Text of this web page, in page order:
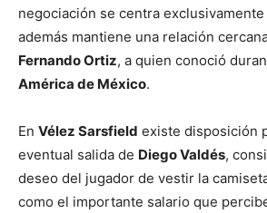
negociación se centra exclusivamente
además mantiene una relación
Fernando Ortiz, a quien conoció
América de México.
En Vélez Sarsfield existe disposición
eventual salida de Diego Valdés,
deseo del jugador de vestir la
como el importante salario que